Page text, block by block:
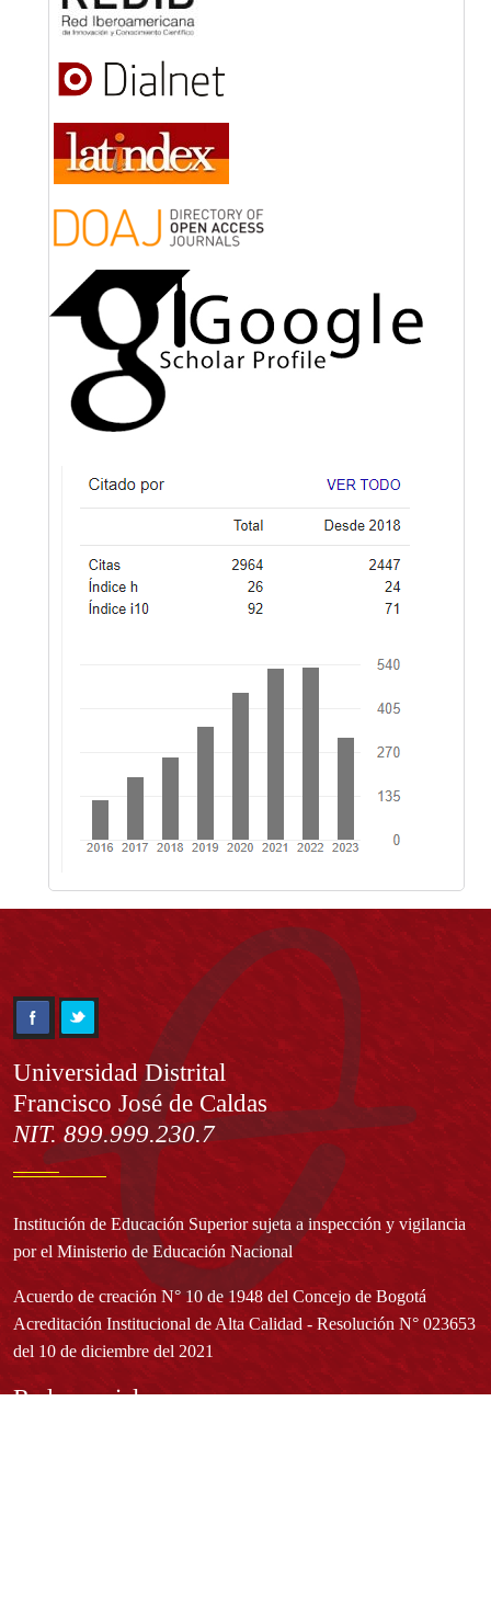
Información
Universidad Distrital
Francisco José de Caldas
NIT. 899.999.230.7
Institución de Educación Superior sujeta a inspección y vigilancia
por el Ministerio de Educación Nacional
Acuerdo de creación N° 10 de 1948 del Concejo de Bogotá
Acreditación Institucional de Alta Calidad - Resolución N° 023653
del 10 de diciembre del 2021
Redes sociales